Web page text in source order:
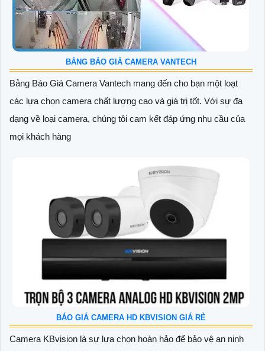
BẢNG BÁO GIÁ CAMERA VANTECH
Bảng Báo Giá Camera Vantech mang đến cho bạn một loạt
các lựa chọn camera chất lượng cao và giá trị tốt. Với sự đa
dạng về loại camera, chúng tôi cam kết đáp ứng nhu cầu của
mọi khách hàng
BÁO GIÁ CAMERA HD KBVISION GIÁ RẺ
Camera KBvision là sự lựa chọn hoàn hảo để bảo vệ an ninh